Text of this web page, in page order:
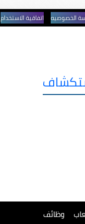
الخصوصيه اتفاقية الاستخدام
وظائف